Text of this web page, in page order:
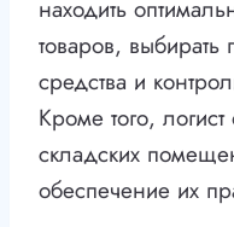
находить
товаров,
средства и
Кроме того,
складских
обеспечение их